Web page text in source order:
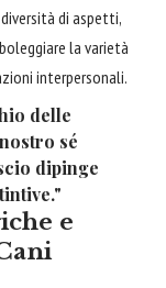
di aspetti,
la varietà
interpersonali.
delle
sé
dipinge
e